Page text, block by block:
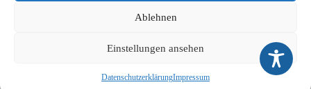
Ablehnen
Einstellungen ansehen
DatenschutzerklärungImpressum